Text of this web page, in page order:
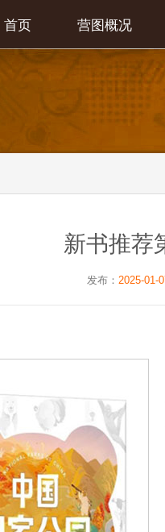
首页 营图概况
新书推荐
发布： 2025-01-